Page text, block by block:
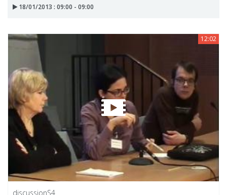
18/01/2013 : 09:00 - 09:00
12:02
discussionS4